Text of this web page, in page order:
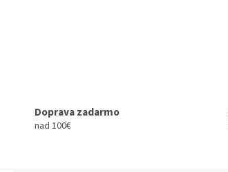
Doprava zadarmo
nad 100€